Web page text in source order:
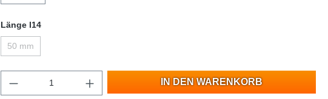
Länge l14
50 mm
IN DEN WARENKORB